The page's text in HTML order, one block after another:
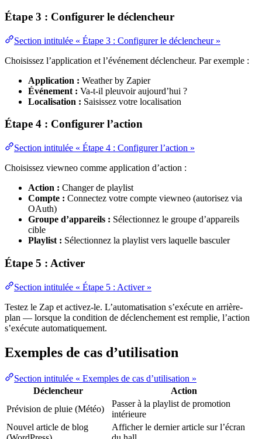
Étape 3 : Configurer le déclencheur
Section intitulée « Étape 3 : Configurer le déclencheur »
Choisissez l’application et l’événement déclencheur. Par exemple :
Application : Weather by Zapier
Événement : Va-t-il pleuvoir aujourd’hui ?
Localisation : Saisissez votre localisation
Étape 4 : Configurer l’action
Section intitulée « Étape 4 : Configurer l’action »
Choisissez viewneo comme application d’action :
Action : Changer de playlist
Compte : Connectez votre compte viewneo (autorisez via
OAuth)
Groupe d’appareils : Sélectionnez le groupe d’appareils
cible
Playlist : Sélectionnez la playlist vers laquelle basculer
Étape 5 : Activer
Section intitulée « Étape 5 : Activer »
Testez le Zap et activez-le. L’automatisation s’exécute en arrière-
plan — lorsque la condition de déclenchement est remplie, l’action
s’exécute automatiquement.
Exemples de cas d’utilisation
Section intitulée « Exemples de cas d’utilisation »
Déclencheur
Action
Prévision de pluie (Météo)
Passer à la playlist de promotion
intérieure
Nouvel article de blog
Afficher le dernier article sur l’écran